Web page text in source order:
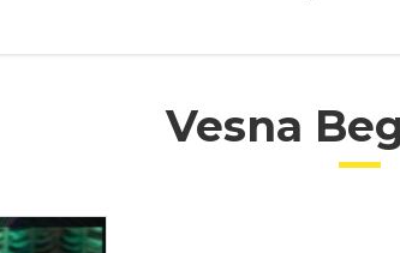
Vesna